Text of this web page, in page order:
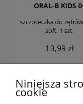
ORAL-B KIDS
szczoteczka do
soft, 1 szt.
13,99 zł
DO
Niniejsza
cookie